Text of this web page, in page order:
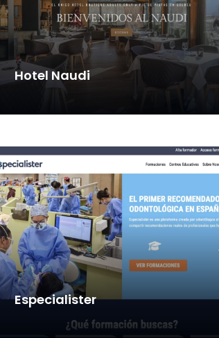
Hotel Naudi
Especialister